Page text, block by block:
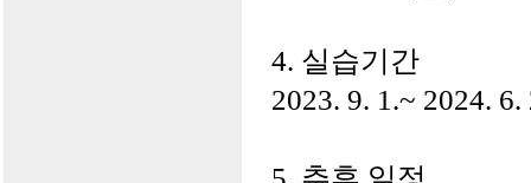
4. 실습기간
2023. 9. 1.~ 2024.